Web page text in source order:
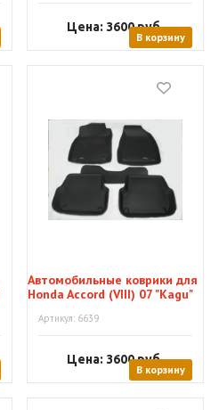
Цена: 3600руб.
В корзину
Автомобильные коврики для
Honda Accord (VIII) 07 "Kagu"
Артикул: 6639
Цена: 3600руб.
В корзину